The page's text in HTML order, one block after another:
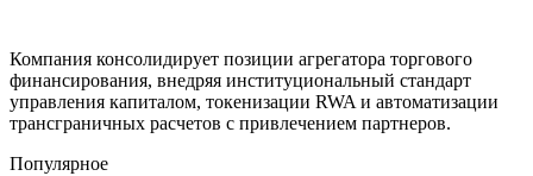
Компания консолидирует позиции агрегатора торгового
финансирования, внедряя институциональный стандарт
управления капиталом, токенизации RWA и автоматизации
трансграничных расчетов с привлечением партнеров.
Популярное